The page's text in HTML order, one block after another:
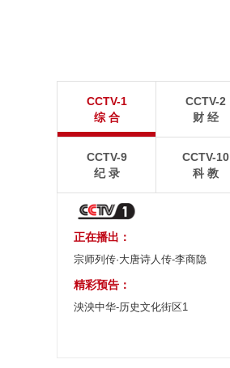
二号悬崖电梯“扶摇梯”近日正式投运，将山乡学子单
程3个多小时的求学路缩减至30分钟。
CCTV-1
综 合
CCTV-2
财 经
CCTV-9
纪 录
CCTV-10
科 教
正在播出：
宗师列传·大唐诗人传-李商隐
精彩预告：
泱泱中华-历史文化街区1